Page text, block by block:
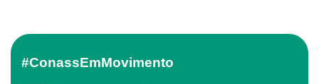
#ConassEmMovimento